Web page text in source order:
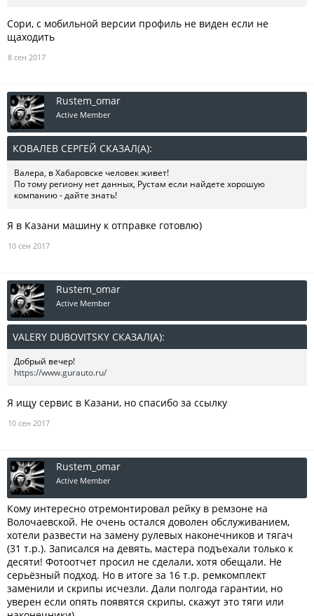
Сори, с мобильной версии профиль не виден если не
щаходить
8 сен 2017
Rustem_omar
Active Member
КОВАЛЕВ СЕРГЕЙ СКАЗАЛ(А):
Валера, в Хабаровске человек живет!
По тому региону нет данных, Рустам если найдете хорошую
компанию - дайте знать!
Я в Казани машину к отправке готовлю)
10 сен 2017
Rustem_omar
Active Member
VALERY DUBOVITSKY СКАЗАЛ(А):
Добрый вечер!
https://www.gurauto.ru/
Я ищу сервис в Казани, но спасибо за ссылку
10 сен 2017
Rustem_omar
Active Member
Кому интересно отремонтировал рейку в ремзоне на
Волочаевской. Не очень остался доволен обслуживанием,
хотели развести на замену рулевых наконечников и тягач
(31 т.р.). Записался на девять, мастера подъехали только к
десяти! Фотоотчет просил не сделали, хотя обещали. Не
серьёзный подход. Но в итоге за 16 т.р. ремкомплект
заменили и скрипы исчезли. Дали полгода гарантии, но
уверен если опять появятся скрипы, скажут это тяги или